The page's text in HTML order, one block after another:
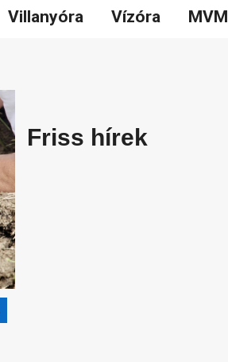
Villanyóra Vízóra MVM
Friss hírek